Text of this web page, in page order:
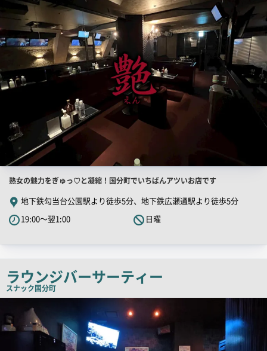
像
店
舗
PR
キ
コ
ピ
熟女の魅力をぎゅっ♡と凝縮！国分町でいちばんアツいお店です
地下鉄勾当台公園駅より徒歩5分、地下鉄広瀬通駅より徒歩5分
19:00～翌1:00
日曜
ラウンジバーサーティー
スナック国分町
店
PR
画
像